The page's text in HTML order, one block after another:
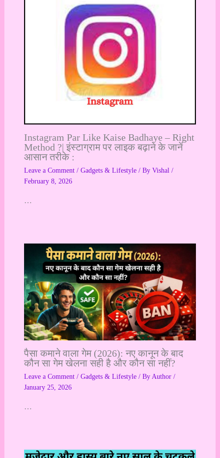
Instagram Par Like Kaise Badhaye – Right
Method ?| इंस्टाग्राम पर लाइक बढ़ाने के जानें
आसान तरीके :
Leave a Comment / Gadgets & Lifestyle/ By Vishal /
February 8, 2026
…
पैसा कमाने वाला गेम (2026): नए कानून के बाद
कौन सा गेम खेलना सही है और कौन सा नहीं?
Leave a Comment / Gadgets & Lifestyle/ By Author /
January 25, 2026
…